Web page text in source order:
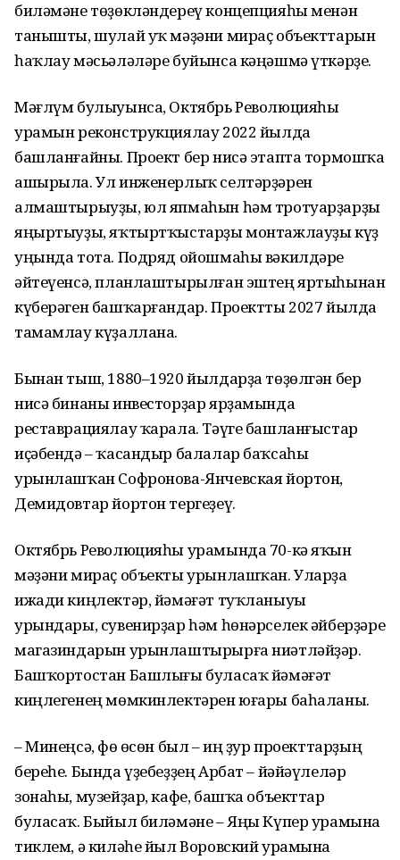
биләмәне төҙөкләндереү концепцияһы менән
танышты, шулай уҡ мәҙәни мираҫ объекттарын
һаҡлау мәсьәләләре буйынса кәңәшмә үткәрҙе.
Мәғлүм булыуынса, Октябрь Революцияһы
урамын реконструкциялау 2022 йылда
башланғайны. Проект бер нисә этапта тормошҡа
ашырыла. Ул инженерлыҡ селтәрҙәрен
алмаштырыуҙы, юл япмаһын һәм тротуарҙарҙы
яңыртыуҙы, яҡтыртҡыстарҙы монтажлауҙы күҙ
уңында тота. Подряд ойошмаһы вәкилдәре
әйтеүенсә, планлаштырылған эштең яртыһынан
күберәген башҡарғандар. Проектты 2027 йылда
тамамлау күҙаллана.
Бынан тыш, 1880–1920 йылдарҙа төҙөлгән бер
нисә бинаны инвесторҙар ярҙамында
реставрациялау ҡарала. Тәүге башланғыстар
иҫәбендә – ҡасандыр балалар баҡсаһы
урынлашҡан Софронова-Янчевская йортон,
Демидовтар йортон тергеҙеү.
Октябрь Революцияһы урамында 70-кә яҡын
мәҙәни мираҫ объекты урынлашҡан. Уларҙа
ижади киңлектәр, йәмәғәт туҡланыуы
урындары, сувенирҙар һәм һөнәрселек әйберҙәре
магазиндарын урынлаштырырға ниәтләйҙәр.
Башҡортостан Башлығы буласаҡ йәмәғәт
киңлегенең мөмкинлектәрен юғары баһаланы.
– Минеңсә, Өфө өсөн был – иң ҙур проекттарҙың
береһе. Бында үҙебеҙҙең Арбат – йәйәүлеләр
зонаһы, музейҙар, кафе, башҡа объекттар
буласаҡ. Быйыл биләмәне – Яңы Күпер урамына
тиклем, ә киләһе йыл Воровский урамына